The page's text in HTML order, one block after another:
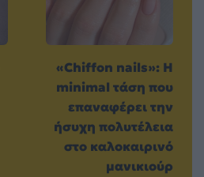
«Chiffon nails»: Η
minimal τάση που
επαναφέρει την
ήσυχη πολυτέλεια
στο καλοκαιρινό
μανικιούρ